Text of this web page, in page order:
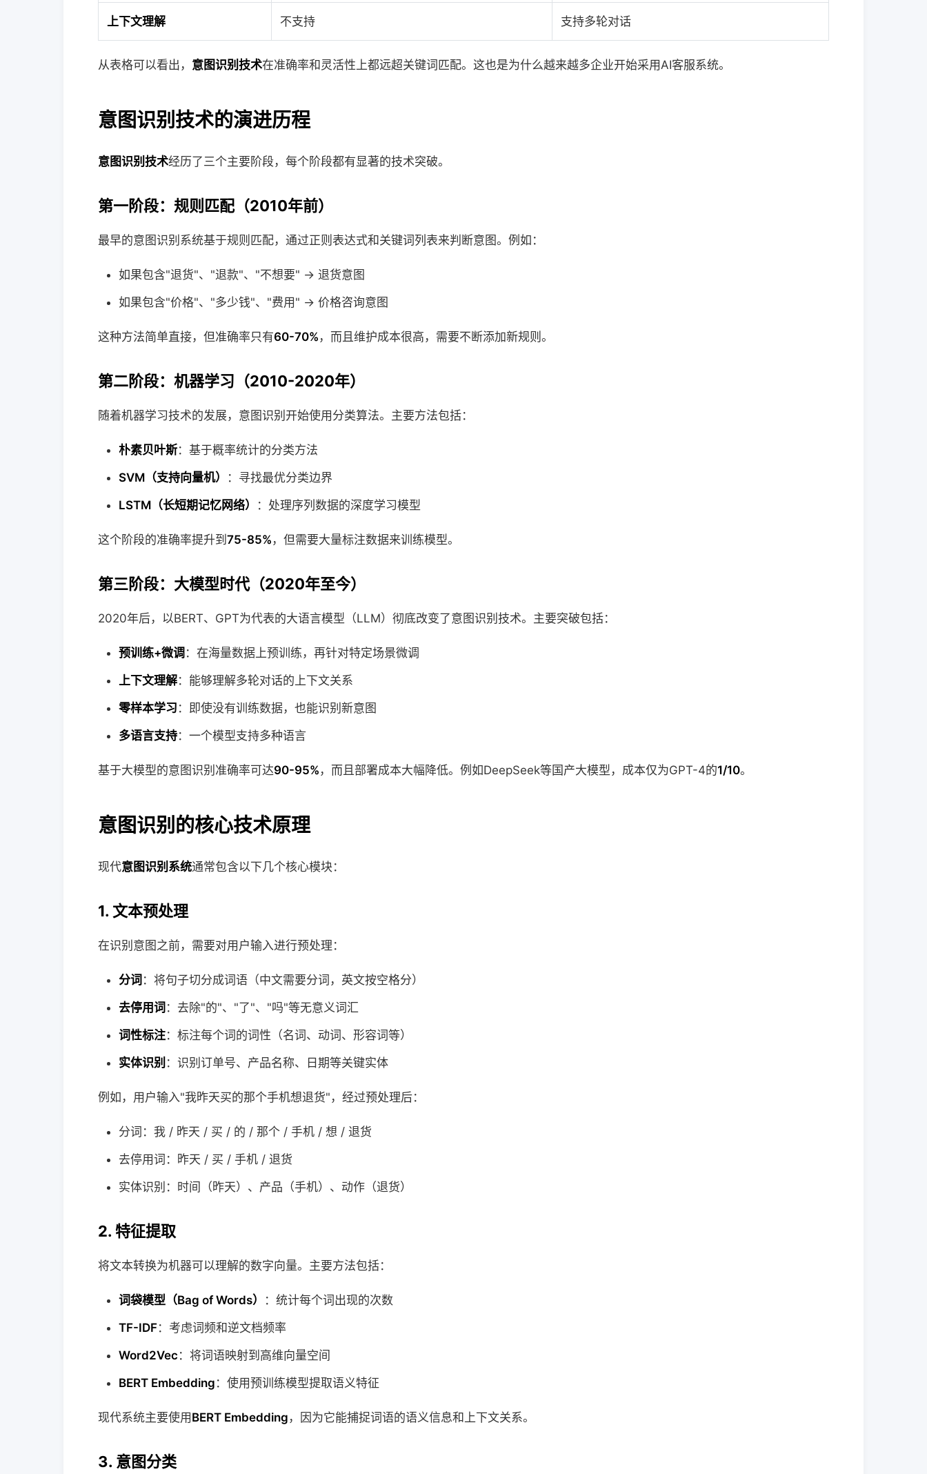
上下文理解 不支持 支持多轮对话
从表格可以看出， 意图识别技术在准确率和灵活性上都远超关键词匹配。这也是为什么越来越多企业开始采用AI客服系统。
意图识别技术的演进历程
意图识别技术经历了三个主要阶段，每个阶段都有显著的技术突破。
第一阶段：规则匹配（2010年前）
最早的意图识别系统基于规则匹配，通过正则表达式和关键词列表来判断意图。例如：
如果包含"退货"、"退款"、"不想要" → 退货意图
如果包含"价格"、"多少钱"、"费用" → 价格咨询意图
这种方法简单直接，但准确率只有60-70% ，而且维护成本很高，需要不断添加新规则。
第二阶段：机器学习（2010-2020年）
随着机器学习技术的发展，意图识别开始使用分类算法。主要方法包括：
朴素贝叶斯：基于概率统计的分类方法
SVM（支持向量机）
：寻找最优分类边界
LSTM（长短期记忆网络）
：处理序列数据的深度学习模型
这个阶段的准确率提升到 75-85% ，但需要大量标注数据来训练模型。
第三阶段：大模型时代（2020年至今）
2020年后，以BERT、GPT为代表的大语言模型（LLM）彻底改变了意图识别技术。主要突破包括：
预训练+微调 ：在海量数据上预训练，再针对特定场景微调
上下文理解：能够理解多轮对话的上下文关系
零样本学习 ：即使没有训练数据，也能识别新意图
多语言支持：一个模型支持多种语言
基于大模型的意图识别准确率可达90-95% ，而且部署成本大幅降低。例如DeepSeek等国产大模型，成本仅为GPT-4的1/10。
意图识别的核心技术原理
现代意图识别系统通常包含以下几个核心模块：
1. 文本预处理
在识别意图之前，需要对用户输入进行预处理：
分词 ：将句子切分成词语（中文需要分词，英文按空格分）
去停用词 ：去除"的"、"了"、"吗"等无意义词汇
词性标注：标注每个词的词性（名词、动词、形容词等）
实体识别 ：识别订单号、产品名称、日期等关键实体
例如，用户输入"我昨天买的那个手机想退货"，经过预处理后：
分词：我 / 昨天 / 买 / 的 / 那个 / 手机 / 想 / 退货
去停用词：昨天 / 买 / 手机 / 退货
实体识别：时间（昨天）、产品（手机）、动作（退货）
2. 特征提取
将文本转换为机器可以理解的数字向量。主要方法包括：
词袋模型（Bag of Words）
：统计每个词出现的次数
TF-IDF：考虑词频和逆文档频率
Word2Vec ：将词语映射到高维向量空间
BERT Embedding ：使用预训练模型提取语义特征
现代系统主要使用 BERT Embedding ，因为它能捕捉词语的语义信息和上下文关系。
3. 意图分类